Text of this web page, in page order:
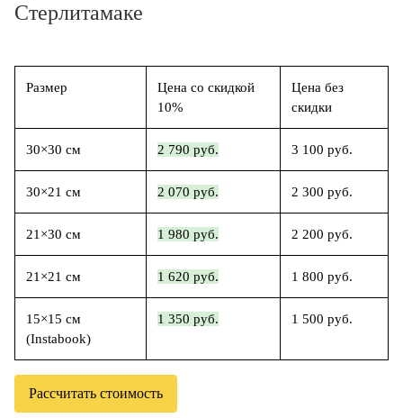
Стерлитамаке
Размер
Цена со скидкой
10%
Цена без
скидки
30×30 см 2 790 руб. 3 100 руб.
30×21 см 2 070 руб. 2 300 руб.
21×30 см 1 980 руб. 2 200 руб.
21×21 см 1 620 руб. 1 800 руб.
15×15 см
(Instabook)
1 350 руб. 1 500 руб.
Рассчитать стоимость